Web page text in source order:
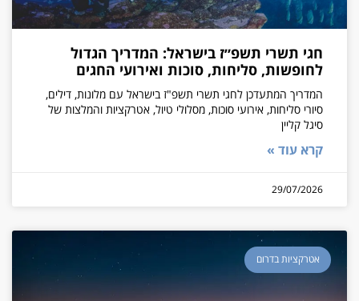
חגי תשרי תשפ״ז בישראל: המדריך הגדול
לחופשות, סליחות, סוכות ואירועי החגים
המדריך המתעדכן לחגי תשרי תשפ"ז בישראל עם מלונות, דילים,
סיורי סליחות, אירועי סוכות, מסלולי טיול, אטרקציות והמלצות של
סיגל קליין
קרא עוד »
29/07/2026
אטרקציות בדרום